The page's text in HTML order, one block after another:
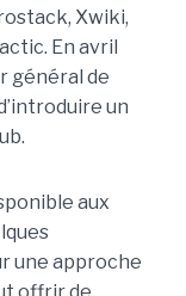
Xwiki,
En avril
général de
un
aux
une approche